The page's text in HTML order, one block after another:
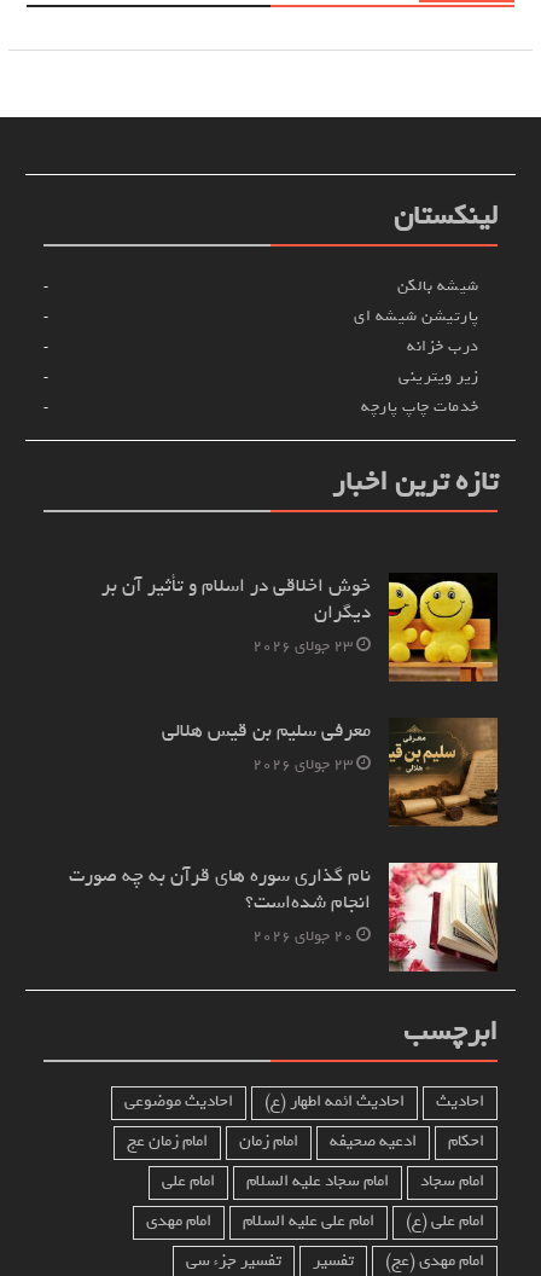
لینکستان
شیشه بالکن
پارتیشن شیشه ای
درب خزانه
زیر ویترینی
خدمات چاپ پارچه
تازه ترین اخبار
خوش اخلاقی در اسلام و تأثیر آن بر
دیگران
23 جولای 2026
معرفی سلیم بن قیس هلالی
23 جولای 2026
نام‌ گذاری سوره های قرآن به چه صورت
انجام شده‌است؟
20 جولای 2026
ابرچسب
احادیث احادیث ائمه اطهار (ع)
احادیث موضوعی
احکام
ادعیه صحیفه امام زمان
امام زمان عج
امام سجاد
امام سجاد علیه السلام
امام علی
امام علی (ع)
امام علی علیه السلام
امام مهدی
امام مهدی (عج)
تفسیر
تفسیر جزء سی